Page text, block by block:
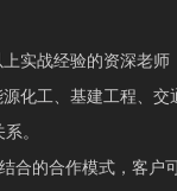
实战经验的资深老
化工、基建工程、
。
合的合作模式，客